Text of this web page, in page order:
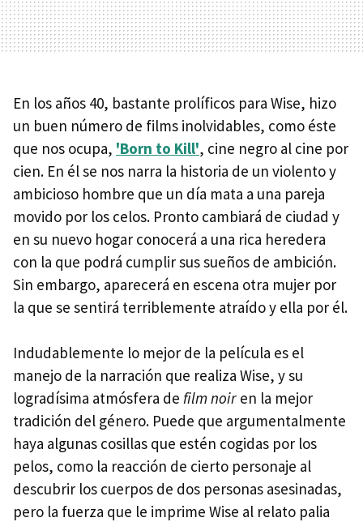
En los años 40, bastante prolíficos para Wise, hizo
un buen número de films inolvidables, como éste
que nos ocupa, 'Born to Kill', cine negro al cine por
cien. En él se nos narra la historia de un violento y
ambicioso hombre que un día mata a una pareja
movido por los celos. Pronto cambiará de ciudad y
en su nuevo hogar conocerá a una rica heredera
con la que podrá cumplir sus sueños de ambición.
Sin embargo, aparecerá en escena otra mujer por
la que se sentirá terriblemente atraído y ella por él.
Indudablemente lo mejor de la película es el
manejo de la narración que realiza Wise, y su
logradísima atmósfera de film noir en la mejor
tradición del género. Puede que argumentalmente
haya algunas cosillas que estén cogidas por los
pelos, como la reacción de cierto personaje al
descubrir los cuerpos de dos personas asesinadas,
pero la fuerza que le imprime Wise al relato palia